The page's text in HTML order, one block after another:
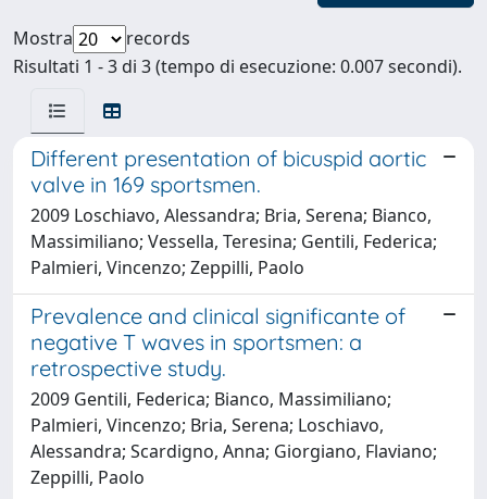
Mostra
records
Risultati 1 - 3 di 3 (tempo di esecuzione: 0.007 secondi).
Different presentation of bicuspid aortic
valve in 169 sportsmen.
2009 Loschiavo, Alessandra; Bria, Serena; Bianco,
Massimiliano; Vessella, Teresina; Gentili, Federica;
Palmieri, Vincenzo; Zeppilli, Paolo
Prevalence and clinical significante of
negative T waves in sportsmen: a
retrospective study.
2009 Gentili, Federica; Bianco, Massimiliano;
Palmieri, Vincenzo; Bria, Serena; Loschiavo,
Alessandra; Scardigno, Anna; Giorgiano, Flaviano;
Zeppilli, Paolo